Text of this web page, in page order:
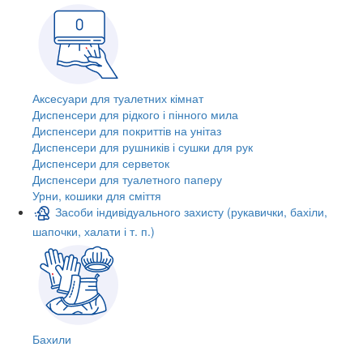
Аксесуари для туалетних кімнат
Диспенсери для рідкого і пінного мила
Диспенсери для покриттів на унітаз
Диспенсери для рушників і сушки для рук
Диспенсери для серветок
Диспенсери для туалетного паперу
Урни, кошики для сміття
Засоби індивідуального захисту (рукавички, бахіли,
шапочки, халати і т. п.)
Бахили